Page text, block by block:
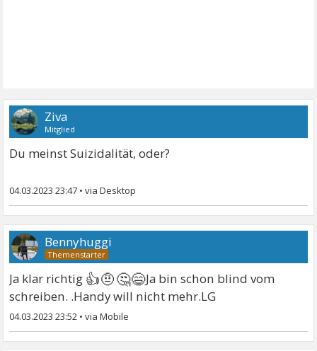
Ziva
Mitglied
Du meinst Suizidalität, oder?
04.03.2023 23:47 •
Bennyhuggi
Ja klar richtig 👍🤨🤔😄Ja bin schon blind vom
schreiben. .Handy will nicht mehr.LG
04.03.2023 23:52 •